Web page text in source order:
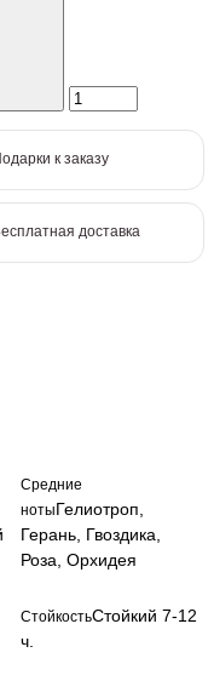
к заказу
доставка
Средние
нотыГелиотроп,
Герань, Гвоздика,
Роза, Орхидея
СтойкостьСтойкий 7-12
ч.